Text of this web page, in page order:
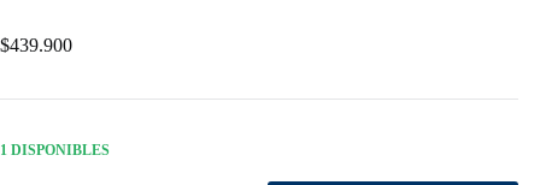
$439.900
1 DISPONIBLES